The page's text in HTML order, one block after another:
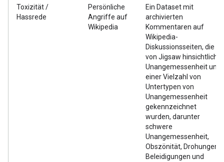
Toxizität /
Hassrede
Persönliche
Angriffe auf
Wikipedia
Ein Dataset mit
archivierten
Kommentaren auf
Wikipedia-
Diskussionsseiten, die
von Jigsaw hinsichtlich
Unangemessenheit und
einer Vielzahl von
Untertypen von
Unangemessenheit
gekennzeichnet
wurden, darunter
schwere
Unangemessenheit,
Obszönität, Drohungen,
Beleidigungen und